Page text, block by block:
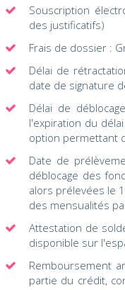
Souscription
des justificatifs)
Frais de dossier :
Délai de
date de signature
Délai de
l'expiration du
option permettant
Date de
déblocage des
alors prélevées le
des mensualités
Attestation de
disponible sur
Remboursement
partie du crédit,